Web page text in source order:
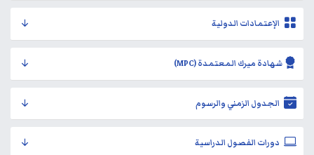
الإعتمادات الدولية
شهادة ميرك المعتمدة (MPC)
الجدول الزمني والرسوم
دورات الفصول الدراسية